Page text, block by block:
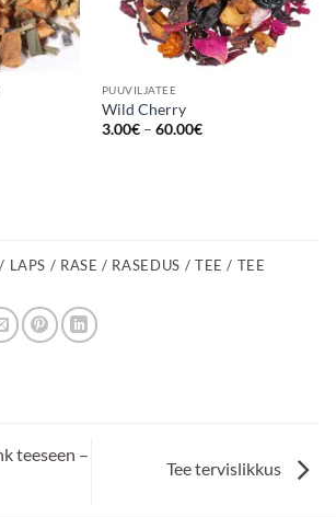
PUUVILJATEE
Wild Cherry
3.00€ – 60.00€Hinnavahemik:
/ RASE / RASEDUS / TEE / TEE
teeseen –
Tee tervislikkus